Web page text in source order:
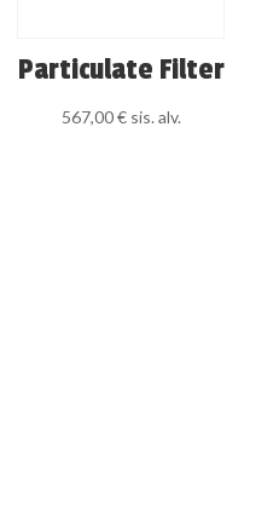
Particulate Filter
567,00€ sis. alv.